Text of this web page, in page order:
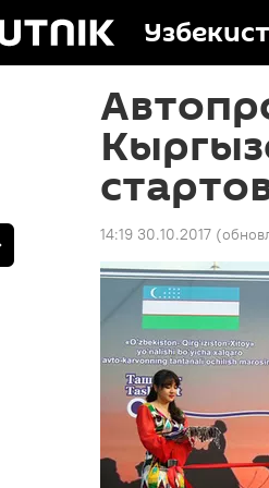
14:19 30.10.2017